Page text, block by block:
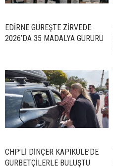
EDİRNE GÜREŞTE ZİRVEDE:
2026’DA 35 MADALYA GURURU
CHP’Lİ DİNÇER KAPIKULE’DE
GURBETÇİLERLE BULUŞTU